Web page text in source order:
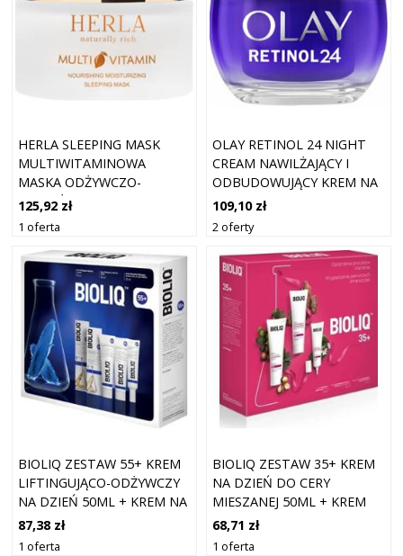
HERLA SLEEPING MASK
MULTIWITAMINOWA
MASKA ODŻYWCZO-
NAWILŻAJĄCA NA NOC
MASECZKI
50 ML DAMSKI
125,92 zł
1 oferta
OLAY RETINOL 24 NIGHT
CREAM NAWILŻAJĄCY I
ODBUDOWUJĄCY KREM NA
NOC Z WITAMINĄ E 50 ML
109,10 zł
2 oferty
BIOLIQ ZESTAW 55+ KREM
LIFTINGUJĄCO-ODŻYWCZY
NA DZIEŃ 50ML + KREM NA
NOC 50ML + KREM
INTENSYWNIE
87,38 zł
1 oferta
BIOLIQ ZESTAW 35+ KREM
NA DZIEŃ DO CERY
MIESZANEJ 50ML + KREM
INTENSYWNIE
ODBUDUWUJĄCY NA NOC
68,71 zł
1 oferta